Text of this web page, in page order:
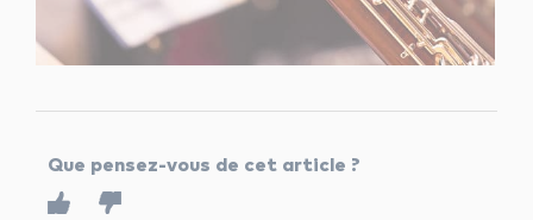
Que pensez-vous de cet article ?